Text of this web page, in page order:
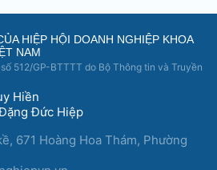
HIỆP HỘI DOANH NGHIỆP KHOA
NAM
512/GP-BTTTT do Bộ Thông tin và Truyền
Hiền
Đức Hiệp
671 Hoàng Hoa Thám, Phường